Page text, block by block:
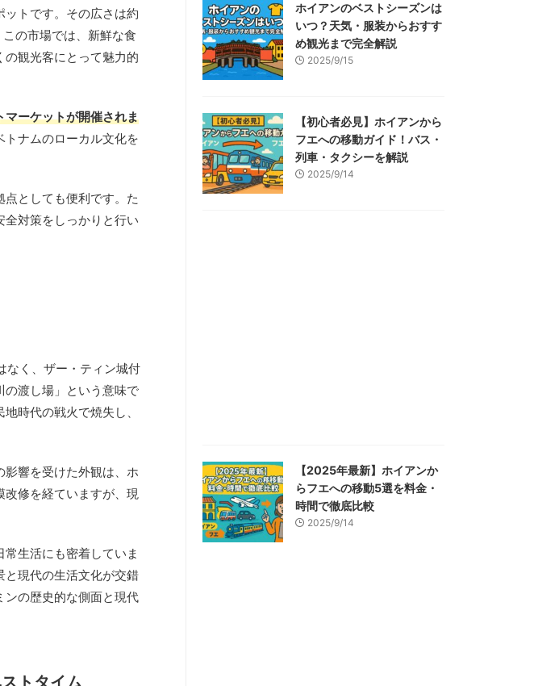
トです。その広さは約
の市場では、新鮮な食
観光客にとって魅力的
マーケットが開催されま
ナムのローカル文化を
としても便利です。た
対策をしっかりと行い
なく、ザー・ティン城付
の渡し場」という意味で
時代の戦火で焼失し、
響を受けた外観は、ホ
修を経ていますが、現
生活にも密着していま
と現代の生活文化が交錯
ンの歴史的な側面と現代
トタイム
ホイアンのベストシーズンは
いつ？天気・服装からおすす
め観光まで完全解説
2025/9/15
【初心者必見】ホイアンから
フエへの移動ガイド！バス・
列車・タクシーを解説
2025/9/14
【2025年最新】ホイアンか
らフエへの移動5選を料金・
時間で徹底比較
2025/9/14